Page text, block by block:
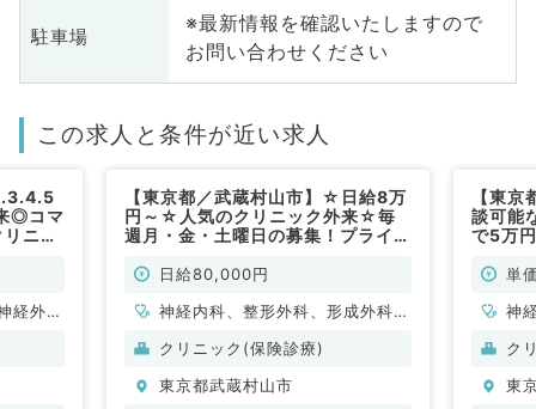
駐車場
※最新情報を確認いたしますので
お問い合わせください
この求人と条件が近い求人
◎コマ
ニッ
経外
【東京都／武蔵村山市】☆日給8万
円～☆人気のクリニック外来☆毎
週月・金・土曜日の募集！プライマ
（一般内科・一般外科・総合診療科
日給80,000円
神経内科、整形外科、形成外科、
脳神経外科、呼吸器外科、心臓血
般内科、循環器内科、呼吸器内
クリニック(保険診療)
東京都武蔵村山市
【東
談可能
で5万
単
神
科
ク
東